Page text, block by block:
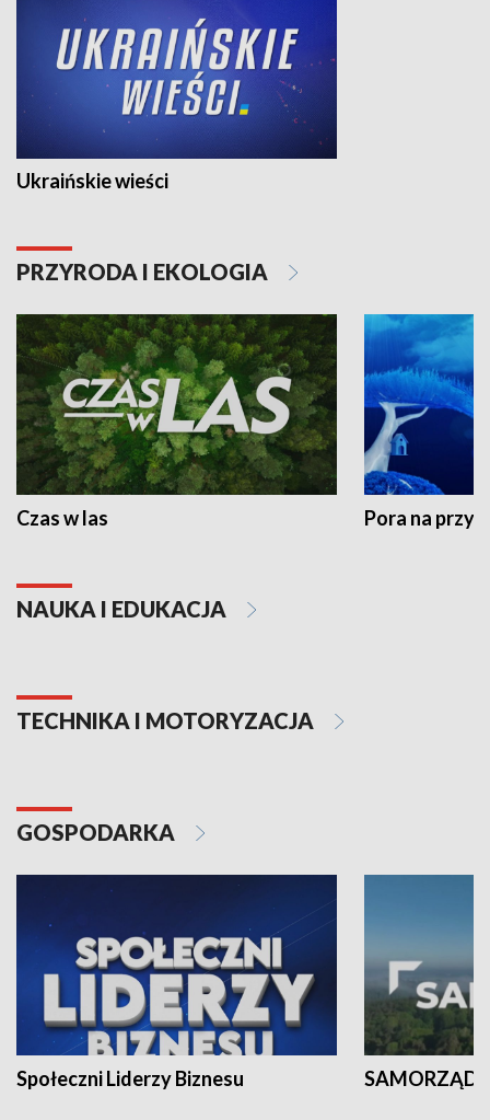
Ukraińskie wieści
PRZYRODA I EKOLOGIA
Czas w las Pora na
NAUKA I EDUKACJA
TECHNIKA I MOTORYZACJA
GOSPODARKA
Społeczni Liderzy Biznesu SAMORZĄD